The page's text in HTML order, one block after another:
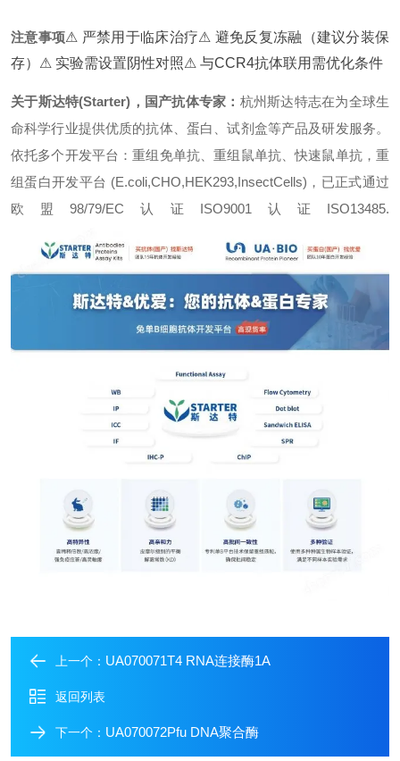
注意事项⚠ 严禁用于临床治疗⚠ 避免反复冻融（建议分装保
存） ⚠ 实验需设置阴性对照⚠ 与CCR4抗体联用需优化条件
关于斯达特(Starter)，国产抗体专家： 杭州斯达特志在为全球生
命科学行业提供优质的抗体、蛋白、试剂盒等产品及研发服务。
依托多个开发平台：重组免单抗、重组鼠单抗、快速鼠单抗，重
组蛋白开发平台 (E.coli,CHO,HEK293,InsectCells)，已正式通过
欧盟98/79/EC认证ISO9001认证ISO13485.
上一个： UA070071T4 RNA连接酶1A
返回列表
下一个： UA070072Pfu DNA聚合酶